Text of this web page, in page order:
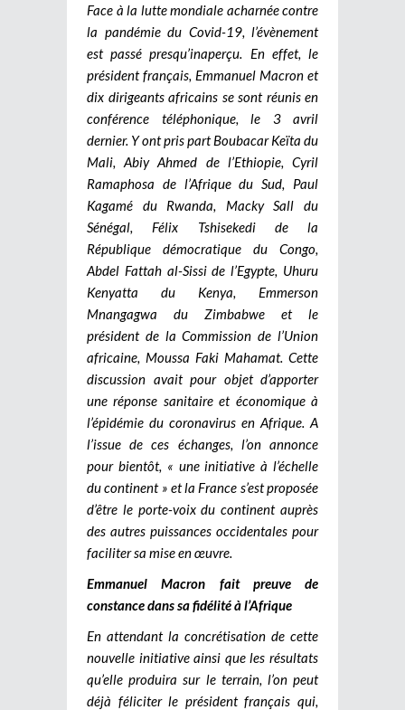
Face à la lutte mondiale acharnée contre
la pandémie du Covid-19, l’évènement
est passé presqu’inaperçu. En effet, le
président français, Emmanuel Macron et
dix dirigeants africains se sont réunis en
conférence téléphonique, le 3 avril
dernier. Y ont pris part Boubacar Keïta du
Mali, Abiy Ahmed de l’Ethiopie, Cyril
Ramaphosa de l’Afrique du Sud, Paul
Kagamé du Rwanda, Macky Sall du
Sénégal, Félix Tshisekedi de la
République démocratique du Congo,
Abdel Fattah al-Sissi de l’Egypte, Uhuru
Kenyatta du Kenya, Emmerson
Mnangagwa du Zimbabwe et le
président de la Commission de l’Union
africaine, Moussa Faki Mahamat. Cette
discussion avait pour objet d’apporter
une réponse sanitaire et économique à
l’épidémie du coronavirus en Afrique. A
l’issue de ces échanges, l’on annonce
pour bientôt, « une initiative à l’échelle
du continent » et la France s’est proposée
d’être le porte-voix du continent auprès
des autres puissances occidentales pour
faciliter sa mise en œuvre.
Emmanuel Macron fait preuve de
constance dans sa fidélité à l’Afrique
En attendant la concrétisation de cette
nouvelle initiative ainsi que les résultats
qu’elle produira sur le terrain, l’on peut
déjà féliciter le président français qui,